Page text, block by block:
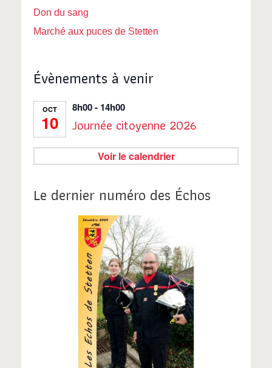
Don du sang
Marché aux puces de Stetten
Évènements à venir
OCT
10
8h00- 14h00
Journée citoyenne 2026
Voir le calendrier
Le dernier numéro des Échos